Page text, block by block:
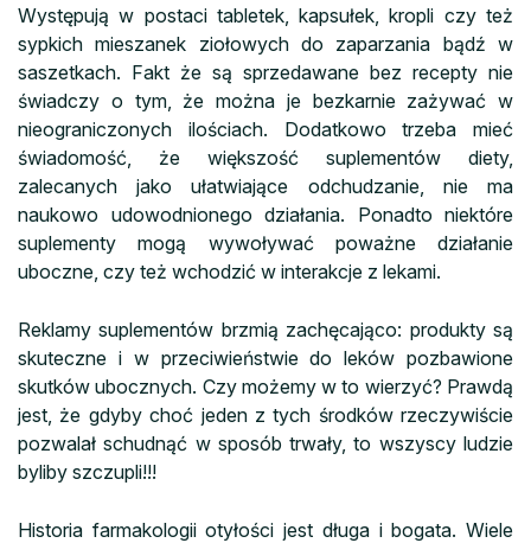
Występują w postaci tabletek, kapsułek, kropli czy też
sypkich mieszanek ziołowych do zaparzania bądź w
saszetkach. Fakt że są sprzedawane bez recepty nie
świadczy o tym, że można je bezkarnie zażywać w
nieograniczonych ilościach. Dodatkowo trzeba mieć
świadomość, że większość suplementów diety,
zalecanych jako ułatwiające odchudzanie, nie ma
naukowo udowodnionego działania. Ponadto niektóre
suplementy mogą wywoływać poważne działanie
uboczne, czy też wchodzić w interakcje z lekami.
Reklamy suplementów brzmią zachęcająco: produkty są
skuteczne i w przeciwieństwie do leków pozbawione
skutków ubocznych. Czy możemy w to wierzyć? Prawdą
jest, że gdyby choć jeden z tych środków rzeczywiście
pozwalał schudnąć w sposób trwały, to wszyscy ludzie
byliby szczupli!!!
Historia farmakologii otyłości jest długa i bogata. Wiele